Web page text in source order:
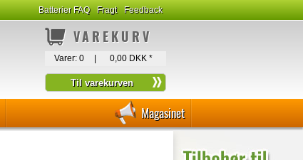
Batterier FAQ Fragt Feedback
VAREKURV
Varer: 0 0,00 DKK *
Magasinet